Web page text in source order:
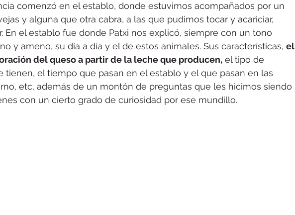
comenzó en el establo, donde estuvimos acompañados por un
y alguna que otra cabra, a las que pudimos tocar y acariciar,
En el establo fue donde Patxi nos explicó, siempre con un tono
y ameno, su día a día y el de estos animales. Sus características, el
del queso a partir de la leche que producen, el tipo de
tienen, el tiempo que pasan en el establo y el que pasan en las
etc, además de un montón de preguntas que les hicimos siendo
con un cierto grado de curiosidad por ese mundillo.